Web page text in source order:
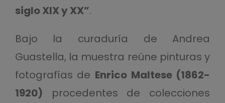
siglo XIX y XX”.
Bajo la curaduría de Andrea
Guastella, la muestra reúne pinturas y
fotografías de Enrico Maltese (1862-
1920) procedentes de colecciones